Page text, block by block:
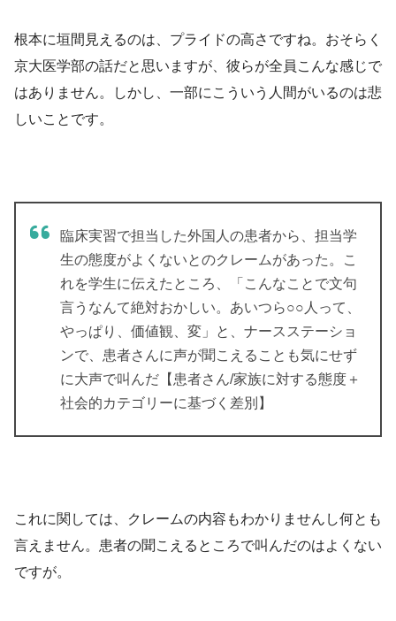
根本に垣間見えるのは、プライドの高さですね。おそらく
京大医学部の話だと思いますが、彼らが全員こんな感じで
はありません。しかし、一部にこういう人間がいるのは悲
しいことです。
臨床実習で担当した外国人の患者から、担当学
生の態度がよくないとのクレームがあった。こ
れを学生に伝えたところ、「こんなことで文句
言うなんて絶対おかしい。あいつら○○人って、
やっぱり、価値観、変」と、ナースステーショ
ンで、患者さんに声が聞こえることも気にせず
に大声で叫んだ【患者さん/家族に対する態度＋
社会的カテゴリーに基づく差別】
これに関しては、クレームの内容もわかりませんし何とも
言えません。患者の聞こえるところで叫んだのはよくない
ですが。